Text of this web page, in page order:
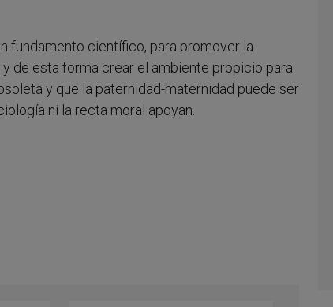
fundamento científico, para promover la
de esta forma crear el ambiente propicio para
y que la paternidad-maternidad puede ser
ni la recta moral apoyan.